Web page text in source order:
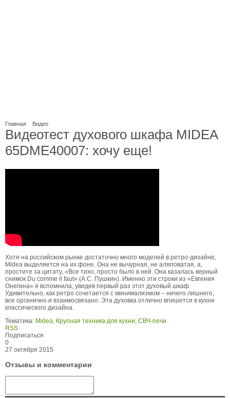
Главная Видео
Видеотест духового шкафа MIDEA
65DME40007: хочу еще!
Хотя на российском рынке достаточно много моделей в ретро-дизайне,
Midea выделяется на их фоне. Она не вычурная, не аляповатая, а,
простите за цитату, «Все тихо, просто было в ней. Она казалась верный
снимок Du comme il faut» (А.С. Пушкин). Именно эти строки из «Евгения
Онегина» я вспомнила, увидев первый раз этот духовый шкаф.
Удивительно, как ретро сочетается с минимализмом – ничего лишнего,
все органично и взаимосвязано. Эта духовка отлично впишется в кухни
классического дизайна.
Тематика: Midea, Крупная техника для кухни, СВЧ-печи
RSS
Подписаться
0
27 октября 2015
Отзывы и комментарии